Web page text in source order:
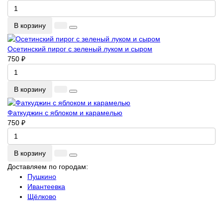
В корзину
Осетинский пирог с зеленый луком и сыром
750 ₽
В корзину
Фаткуджин с яблоком и карамелью
750 ₽
В корзину
Доставляем по городам:
Пушкино
Ивантеевка
Щёлково